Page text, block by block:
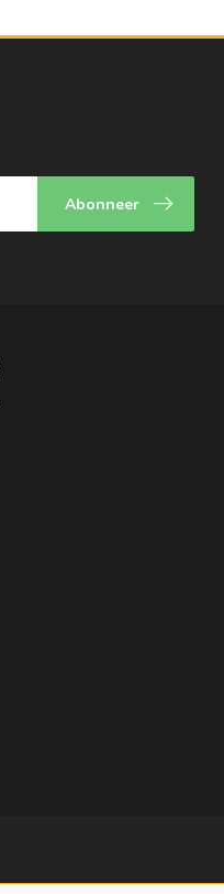
Abonneer